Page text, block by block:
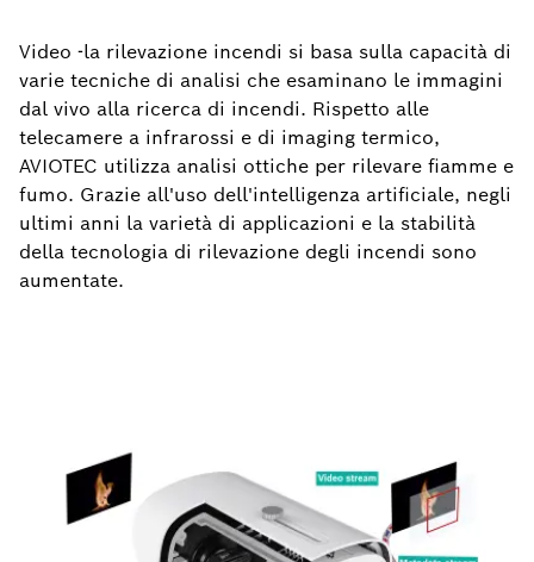
Video -la rilevazione incendi si basa sulla capacità di
varie tecniche di analisi che esaminano le immagini
dal vivo alla ricerca di incendi. Rispetto alle
telecamere a infrarossi e di imaging termico,
AVIOTEC utilizza analisi ottiche per rilevare fiamme e
fumo. Grazie all'uso dell'intelligenza artificiale, negli
ultimi anni la varietà di applicazioni e la stabilità
della tecnologia di rilevazione degli incendi sono
aumentate.